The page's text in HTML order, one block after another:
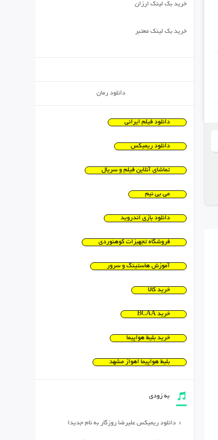
خرید بک لینک ارزان
خرید بک لینک معتبر
دانلود رمان
دانلود فیلم ایرانی
دانلود ریمیکس
تماشای آنلاین فیلم و سریال
می بی نیم
دانلود بازی اندروید
فروشگاه تجهیزات کوهنوردی
آموزش هاستینگ و سرور
خرید کالا
خرید BCAA
خرید بلیط هواپیما
بلیط هواپیما اهواز مشهد
به زودی
دانلود ریمیکس علیرضا روزگار به نام جدیدا